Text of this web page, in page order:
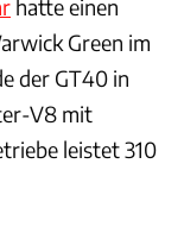
hatte einen
Green im
der GT40 in
V8 mit
leistet 310